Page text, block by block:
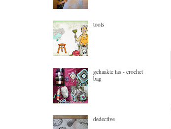
tools
gehaakte tas - crochet
bag
dedective